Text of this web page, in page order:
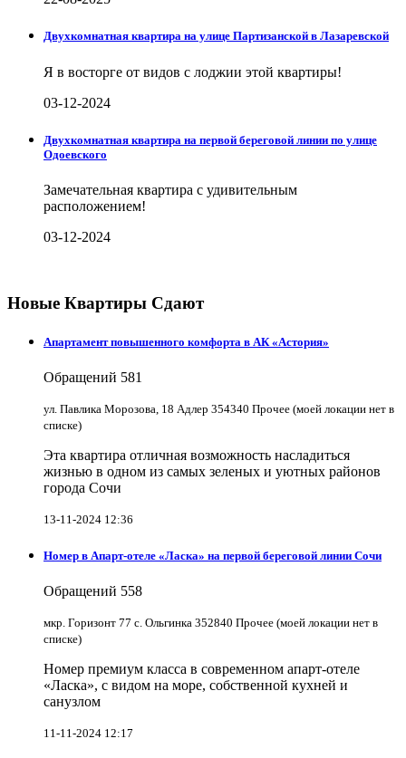
Двухкомнатная квартира на улице Партизанской в Лазаревской
Я в восторге от видов с лоджии этой квартиры!
03-12-2024
Двухкомнатная квартира на первой береговой линии по улице
Одоевского
Замечательная квартира с удивительным
расположением!
03-12-2024
Новые Квартиры Сдают
Апартамент повышенного комфорта в АК «Астория»
Обращений 581
ул. Павлика Морозова, 18 Адлер 354340 Прочее (моей локации нет в
списке)
Эта квартира отличная возможность насладиться
жизнью в одном из самых зеленых и уютных районов
города Сочи
13-11-2024 12:36
Номер в Апарт-отеле «Ласка» на первой береговой линии Сочи
Обращений 558
мкр. Горизонт 77 с. Ольгинка 352840 Прочее (моей локации нет в
списке)
Номер премиум класса в современном апарт-отеле
«Ласка», с видом на море, собственной кухней и
санузлом
11-11-2024 12:17